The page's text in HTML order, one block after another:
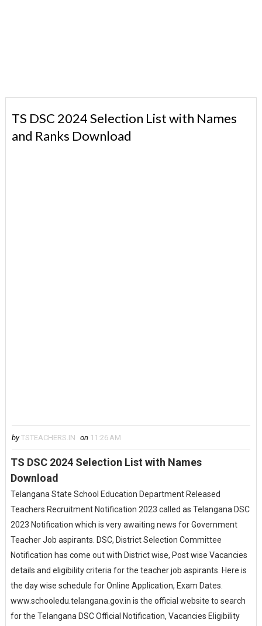
TS DSC 2024 Selection List with Names
and Ranks Download
by TSTEACHERS.IN on 11:26 AM
TS DSC 2024 Selection List with Names
Download
Telangana State School Education Department Released
Teachers Recruitment Notification 2023 called as Telangana DSC
2023 Notification which is very awaiting news for Government
Teacher Job aspirants. DSC, District Selection Committee
Notification has come out with District wise, Post wise Vacancies
details and eligibility criteria for the teacher job aspirants. Here is
the day wise schedule for Online Application, Exam Dates.
www.schooledu.telangana.gov.in is the official website to search
for the Telangana DSC Official Notification, Vacancies Eligibility